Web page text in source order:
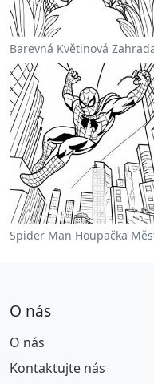
O nás
O nás
Kontaktujte nás